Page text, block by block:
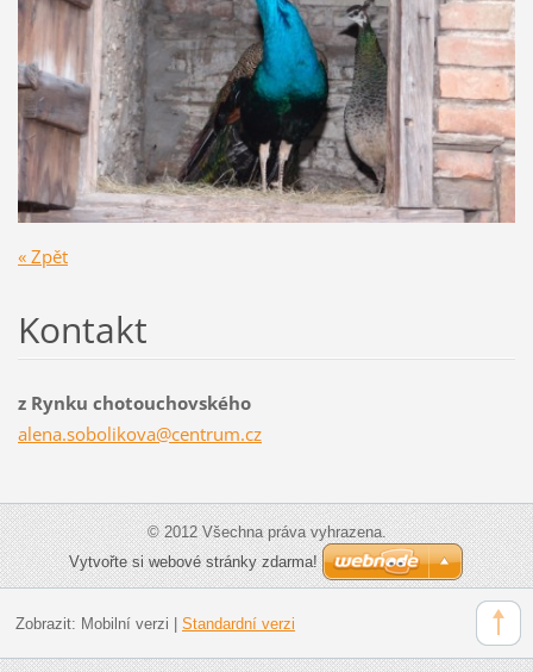
« Zpět
Kontakt
z Rynku chotouchovského
alena.sobolikova@centrum.cz
© 2012 Všechna práva vyhrazena.
Vytvořte si webové stránky zdarma!
Zobrazit: Mobilní verzi Standardní verzi